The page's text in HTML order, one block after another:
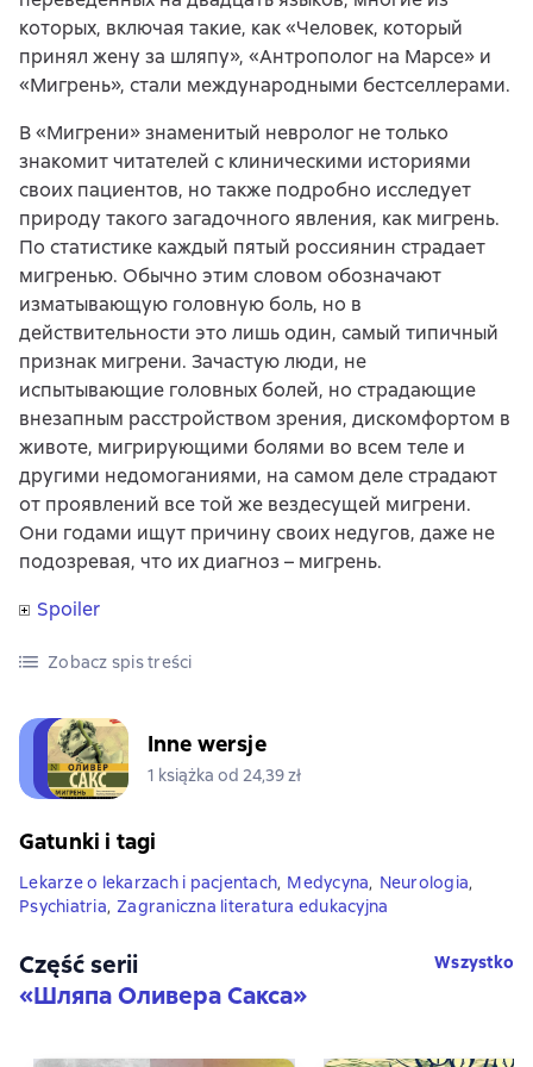
которых, включая такие, как «Человек, который
принял жену за шляпу», «Антрополог на Марсе» и
«Мигрень», стали международными бестселлерами.
В «Мигрени» знаменитый невролог не только
знакомит читателей с клиническими историями
своих пациентов, но также подробно исследует
природу такого загадочного явления, как мигрень.
По статистике каждый пятый россиянин страдает
мигренью. Обычно этим словом обозначают
изматывающую головную боль, но в
действительности это лишь один, самый типичный
признак мигрени. Зачастую люди, не
испытывающие головных болей, но страдающие
внезапным расстройством зрения, дискомфортом в
животе, мигрирующими болями во всем теле и
другими недомоганиями, на самом деле страдают
от проявлений все той же вездесущей мигрени.
Они годами ищут причину своих недугов, даже не
подозревая, что их диагноз – мигрень.
Spoiler
Zobacz spis treści
Inne wersje
1 książka od 24,39 zł
Gatunki i tagi
Lekarze o lekarzach i pacjentach, Medycyna, Neurologia,
Psychiatria, Zagraniczna literatura edukacyjna
Część serii
«Шляпа Оливера Сакса»
Wszystko